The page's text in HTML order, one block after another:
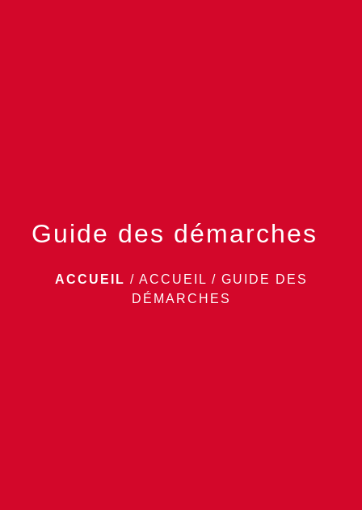
Guide des démarches
ACCUEIL / ACCUEIL / GUIDE DES
DÉMARCHES